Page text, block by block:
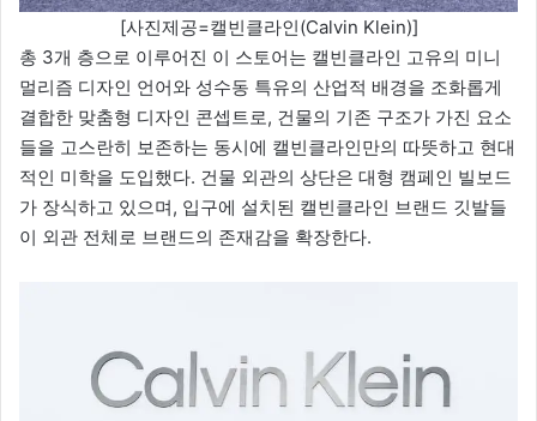
[사진제공=캘빈클라인(Calvin Klein)]
총 3개 층으로 이루어진 이 스토어는 캘빈클라인 고유의 미니
멀리즘 디자인 언어와 성수동 특유의 산업적 배경을 조화롭게
결합한 맞춤형 디자인 콘셉트로, 건물의 기존 구조가 가진 요소
들을 고스란히 보존하는 동시에 캘빈클라인만의 따뜻하고 현대
적인 미학을 도입했다. 건물 외관의 상단은 대형 캠페인 빌보드
가 장식하고 있으며, 입구에 설치된 캘빈클라인 브랜드 깃발들
이 외관 전체로 브랜드의 존재감을 확장한다.